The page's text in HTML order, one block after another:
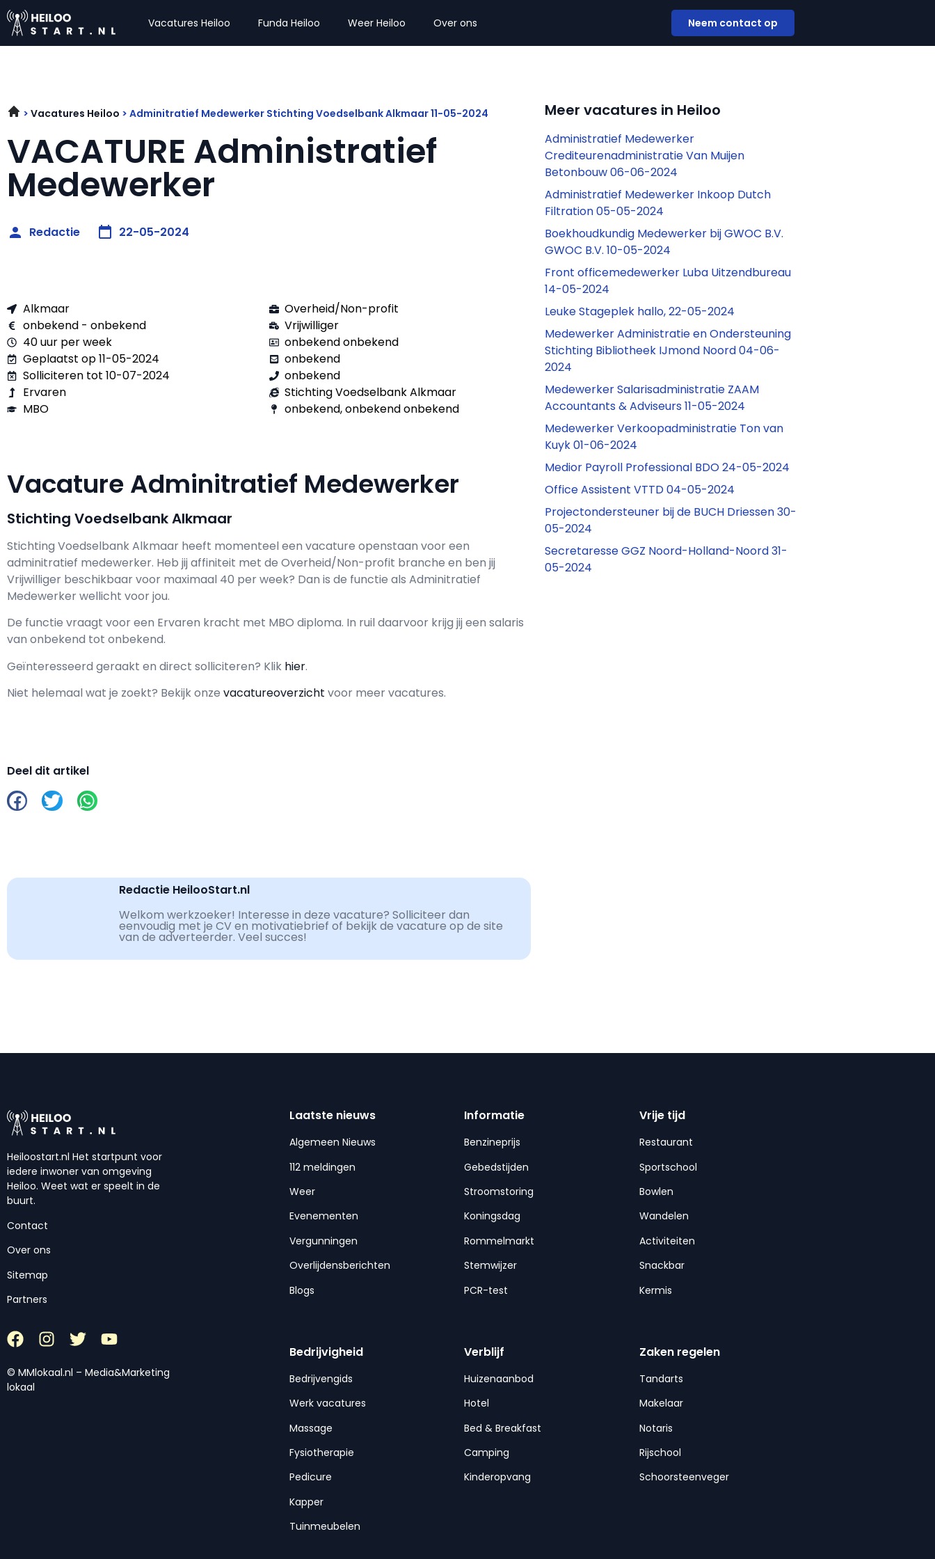
Vacatures Heiloo Funda Heiloo Weer Heiloo Over ons Neem contact op
Vacatures Heiloo Adminitratief Medewerker Stichting Voedselbank Alkmaar 11-05-2024
VACATURE Administratief
Medewerker
Redactie 22-05-2024
Alkmaar
onbekend - onbekend
40 uur per week
Geplaatst op 11-05-2024
Solliciteren tot 10-07-2024
Ervaren
MBO
Overheid/Non-profit
Vrijwilliger
onbekend onbekend
onbekend
onbekend
Stichting Voedselbank Alkmaar
onbekend, onbekend onbekend
Vacature Adminitratief Medewerker
Stichting Voedselbank Alkmaar
Stichting Voedselbank Alkmaar heeft momenteel een vacature openstaan voor een
adminitratief medewerker. Heb jij affiniteit met de Overheid/Non-profit branche en ben jij
Vrijwilliger beschikbaar voor maximaal 40 per week? Dan is de functie als Adminitratief
Medewerker wellicht voor jou.
De functie vraagt voor een Ervaren kracht met MBO diploma. In ruil daarvoor krijg jij een salaris
van onbekend tot onbekend.
Geïnteresseerd geraakt en direct solliciteren? Klik hier.
Niet helemaal wat je zoekt? Bekijk onze vacatureoverzicht voor meer vacatures.
Deel dit artikel
Redactie HeilooStart.nl
Welkom werkzoeker! Interesse in deze vacature? Solliciteer dan
eenvoudig met je CV en motivatiebrief of bekijk de vacature op de site
van de adverteerder. Veel succes!
Meer vacatures in Heiloo
Administratief Medewerker
Crediteurenadministratie Van Muijen
Betonbouw 06-06-2024
Administratief Medewerker Inkoop Dutch
Filtration 05-05-2024
Boekhoudkundig Medewerker bij GWOC B.V.
GWOC B.V. 10-05-2024
Front officemedewerker Luba Uitzendbureau
14-05-2024
Leuke Stageplek hallo, 22-05-2024
Medewerker Administratie en Ondersteuning
Stichting Bibliotheek IJmond Noord 04-06-
2024
Medewerker Salarisadministratie ZAAM
Accountants & Adviseurs 11-05-2024
Medewerker Verkoopadministratie Ton van
Kuyk 01-06-2024
Medior Payroll Professional BDO 24-05-2024
Office Assistent VTTD 04-05-2024
Projectondersteuner bij de BUCH Driessen 30-
05-2024
Secretaresse GGZ Noord-Holland-Noord 31-
05-2024
Heiloostart.nl Het startpunt voor
iedere inwoner van omgeving
Heiloo. Weet wat er speelt in de
buurt.
Contact
Over ons
Sitemap
Partners
© MMlokaal.nl – Media&Marketing
lokaal
Laatste nieuws
Algemeen Nieuws
112 meldingen
Weer
Evenementen
Vergunningen
Overlijdensberichten
Blogs
Informatie
Benzineprijs
Gebedstijden
Stroomstoring
Koningsdag
Rommelmarkt
Stemwijzer
PCR-test
Vrije tijd
Restaurant
Sportschool
Bowlen
Wandelen
Activiteiten
Snackbar
Kermis
Bedrijvigheid
Bedrijvengids
Werk vacatures
Massage
Fysiotherapie
Pedicure
Kapper
Tuinmeubelen
Verblijf
Huizenaanbod
Hotel
Bed & Breakfast
Camping
Kinderopvang
Zaken regelen
Tandarts
Makelaar
Notaris
Rijschool
Schoorsteenveger